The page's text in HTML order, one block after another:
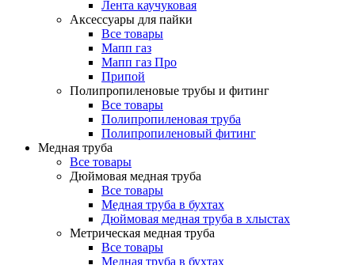
Лента каучуковая
Аксессуары для пайки
Все товары
Мапп газ
Мапп газ Про
Припой
Полипропиленовые трубы и фитинг
Все товары
Полипропиленовая труба
Полипропиленовый фитинг
Медная труба
Все товары
Дюймовая медная труба
Все товары
Медная труба в бухтах
Дюймовая медная труба в хлыстах
Метрическая медная труба
Все товары
Медная труба в бухтах